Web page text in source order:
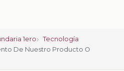
1ero
Tecnología
De Nuestro Producto O